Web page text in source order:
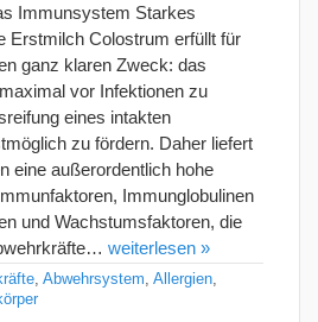
Immunsystem Starkes
Erstmilch Colostrum erfüllt für
ganz klaren Zweck: das
vor Infektionen zu
eines intakten
zu fördern. Daher liefert
eine außerordentlich hohe
Immunglobulinen
und Wachstumsfaktoren, die
weiterlesen »
Abwehrsystem Allergien